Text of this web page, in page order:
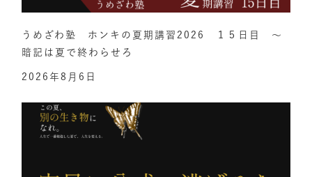
うめざわ塾 ホンキの夏期講習2026 １５日目 ～
暗記は夏で終わらせろ
2026年8月6日